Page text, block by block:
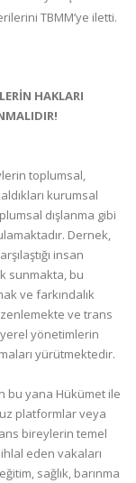
TBMM’ye iletti.
HAKLARI
toplumsal,
kurumsal
dışlanma gibi
Dernek,
insan
sunmakta, bu
ve farkındalık
ve trans
yönetimlerin
yürütmektedir.
bu yana Hükümet ile
platformlar veya
bireylerin temel
eden vakaları
sağlık, barınma